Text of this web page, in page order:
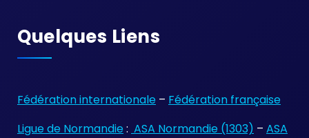
Quelques Liens
Fédération internationale – Fédération française
Ligue de Normandie : ASA Normandie (1303) – ASA